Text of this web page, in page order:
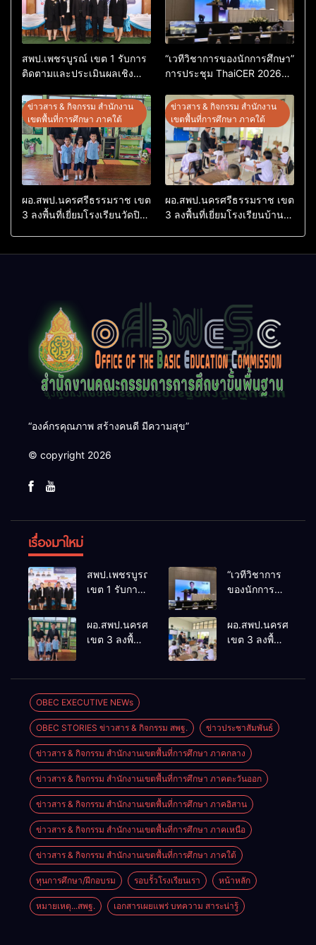
สพป.เพชรบูรณ์ เขต 1 รับการ
ติดตามและประเมินผลเชิง
ต้นแบบ” ระดับประเทศ รุ่นที่ 3
ประจำปีงบประมาณ พ.ศ.
2569
“เวทีวิชาการของนักการศึกษา”
การประชุม ThaiCER 2026
Conference on Education
Research (ThaiCER) 2026
ข่าวสาร & กิจกรรม สำนักงาน
เขตพื้นที่การศึกษา ภาคใต้
ผอ.สพป.นครศรีธรรมราช เขต
3 ลงพื้นที่เยี่ยมโรงเรียนวัดปิยา
ข่าวสาร & กิจกรรม สำนักงาน
เขตพื้นที่การศึกษา ภาคใต้
ผอ.สพป.นครศรีธรรมราช เขต
3 ลงพื้นที่เยี่ยมโรงเรียนบ้าน
“องค์กรคุณภาพ สร้างคนดี มีความสุข”
© copyright 2026
เรื่องมาใหม่
สพป.เพชรบูรณ์
เขต 1 รับการ
ประเมินผล
เชิงประจักษ์
ต้นแบบ”
ระดับประเทศ
รุ่นที่ 3 ประจำ
ปีงบประมาณ
พ.ศ. 2569
“เวทีวิชาการ
ของนักการ
ThaiCER
International
Research
(ThaiCER)
2026
ผอ.สพป.นครศรีธรรมราช
เขต 3 ลงพื้นที่
ปากพนัง
ผอ.สพป.นครศรีธรร
เขต 3 ลงพื้นที่
OBEC EXECUTIVE NEWs
OBEC STORIES ข่าวสาร & กิจกรรม สพฐ. ข่าวประชาสัมพันธ์
ข่าวสาร & กิจกรรม สำนักงานเขตพื้นที่การศึกษา ภาคกลาง
ข่าวสาร & กิจกรรม สำนักงานเขตพื้นที่การศึกษา ภาคตะวันออก
ข่าวสาร & กิจกรรม สำนักงานเขตพื้นที่การศึกษา ภาคอิสาน
ข่าวสาร & กิจกรรม สำนักงานเขตพื้นที่การศึกษา ภาคเหนือ
ข่าวสาร & กิจกรรม สำนักงานเขตพื้นที่การศึกษา ภาคใต้
ทุนการศึกษา/ฝึกอบรม รอบรั้วโรงเรียนเรา หน้าหลัก
หมายเหตุ...สพฐ. เอกสารเผยแพร่ บทความ สาระน่ารู้